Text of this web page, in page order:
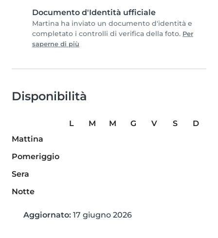
Documento d'Identità ufficiale
Martina ha inviato un documento d'identità e
completato i controlli di verifica della foto. Per
saperne di più
Disponibilità
L M M G V S
D
Mattina
Pomeriggio
Sera
Notte
Aggiornato: 17 giugno 2026